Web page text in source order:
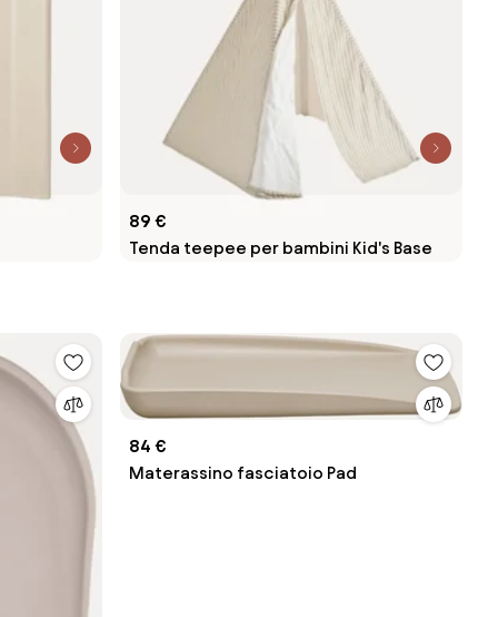
89 €
Tenda teepee per bambini Kid's Base
84 €
Materassino fasciatoio Pad